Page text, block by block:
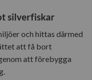
silverfiskar
och hittas därmed
att få bort
att förebygga